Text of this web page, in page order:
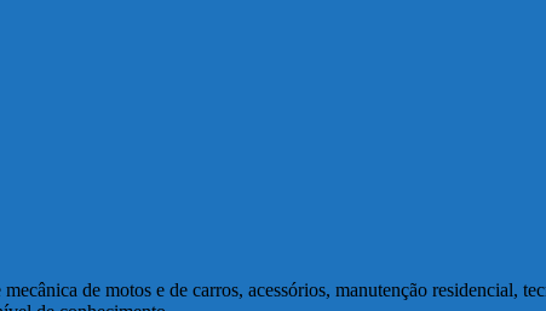
de motos e de carros, acessórios, manutenção residencial,